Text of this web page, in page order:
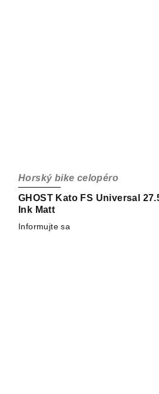
GHOST Kato FS Universal
Ink Matt
Horský bike celopéro
Informujte sa